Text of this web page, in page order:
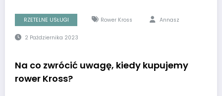
RZETELNE USŁUGI Rower Kross Annasz
2 Października 2023
Na co zwrócić uwagę, kiedy kupujemy
rower Kross?